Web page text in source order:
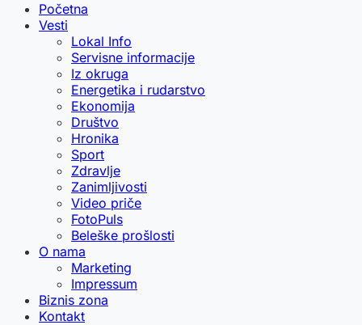
Početna
Vesti
Lokal Info
Servisne informacije
Iz okruga
Energetika i rudarstvo
Ekonomija
Društvo
Hronika
Sport
Zdravlje
Zanimljivosti
Video priče
FotoPuls
Beleške prošlosti
O nama
Marketing
Impressum
Biznis zona
Kontakt